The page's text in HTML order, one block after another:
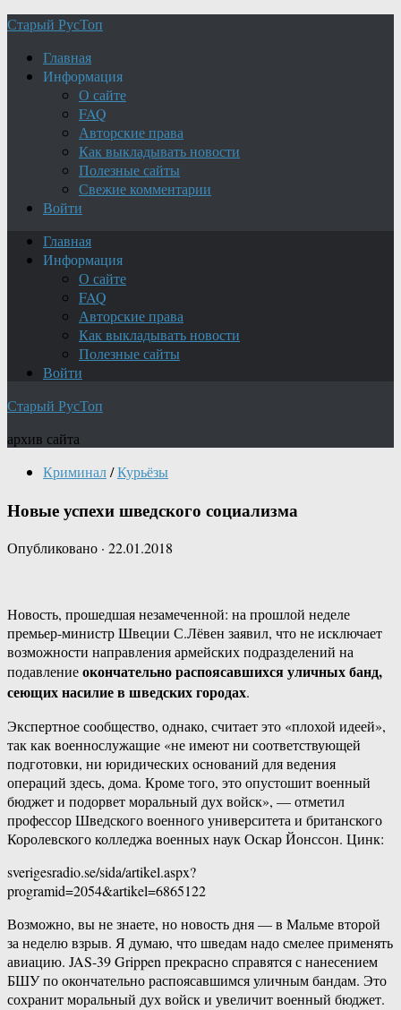
Старый РусТоп
Главная
Информация
О сайте
FAQ
Авторские права
Как выкладывать новости
Полезные сайты
Свежие комментарии
Войти
Главная
Информация
О сайте
FAQ
Авторские права
Как выкладывать новости
Полезные сайты
Войти
Старый РусТоп
архив сайта
Криминал/Курьёзы
Новые успехи шведского социализма
Опубликовано · 22.01.2018
Новость, прошедшая незамеченной: на прошлой неделе
премьер-министр Швеции С.Лёвен заявил, что не исключает
возможности направления армейских подразделений на
подавлениеокончательно распоясавшихся уличных банд,
сеющих насилие в шведских городах.
Экспертное сообщество, однако, считает это «плохой идеей»,
так как военнослужащие «не имеют ни соответствующей
подготовки, ни юридических оснований для ведения
операций здесь, дома. Кроме того, это опустошит военный
бюджет и подорвет моральный дух войск», — отметил
профессор Шведского военного университета и британского
Королевского колледжа военных наук Оскар Йонссон. Цинк:
sverigesradio.se/sida/artikel.aspx?
programid=2054&artikel=6865122
Возможно, вы не знаете, но новость дня — в Мальме второй
за неделю взрыв. Я думаю, что шведам надо смелее применять
авиацию. JAS-39 Grippen прекрасно справятся с нанесением
БШУ по окончательно распоясавшимся уличным бандам. Это
сохранит моральный дух войск и увеличит военный бюджет.